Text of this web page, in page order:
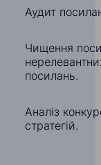
Аудит
Чищення
посилань.
Аналіз
стратегій.